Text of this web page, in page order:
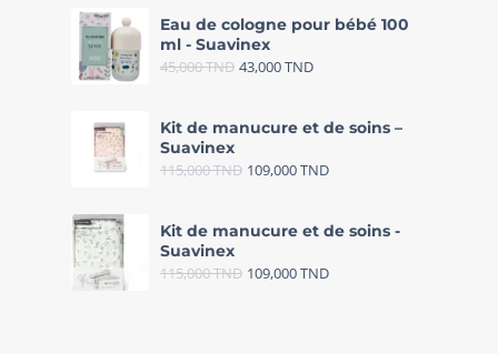
Eau de cologne pour bébé 100
ml - Suavinex
45,000TND 43,000TND
Kit de manucure et de soins –
Suavinex
115,000TND 109,000TND
Kit de manucure et de soins -
Suavinex
115,000TND 109,000TND